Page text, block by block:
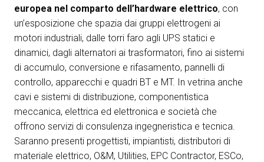
europea nel comparto dell’hardware elettrico, con
un’esposizione che spazia dai gruppi elettrogeni ai
motori industriali, dalle torri faro agli UPS statici e
dinamici, dagli alternatori ai trasformatori, fino ai sistemi
di accumulo, conversione e rifasamento, pannelli di
controllo, apparecchi e quadri BT e MT. In vetrina anche
cavi e sistemi di distribuzione, componentistica
meccanica, elettrica ed elettronica e società che
offrono servizi di consulenza ingegneristica e tecnica.
Saranno presenti progettisti, impiantisti, distributori di
materiale elettrico, O&M, Utilities, EPC Contractor, ESCo,